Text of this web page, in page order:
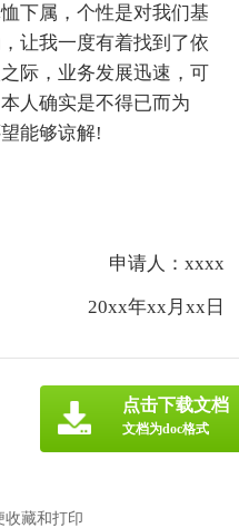
下属，个性是对我们基
让我一度有着找到了依
际，业务发展迅速，可
人确实是不得已而为
能够谅解!
申请人：xxxx
20xx年xx月xx日
收藏和打印
点击下载文档
文档为doc格式